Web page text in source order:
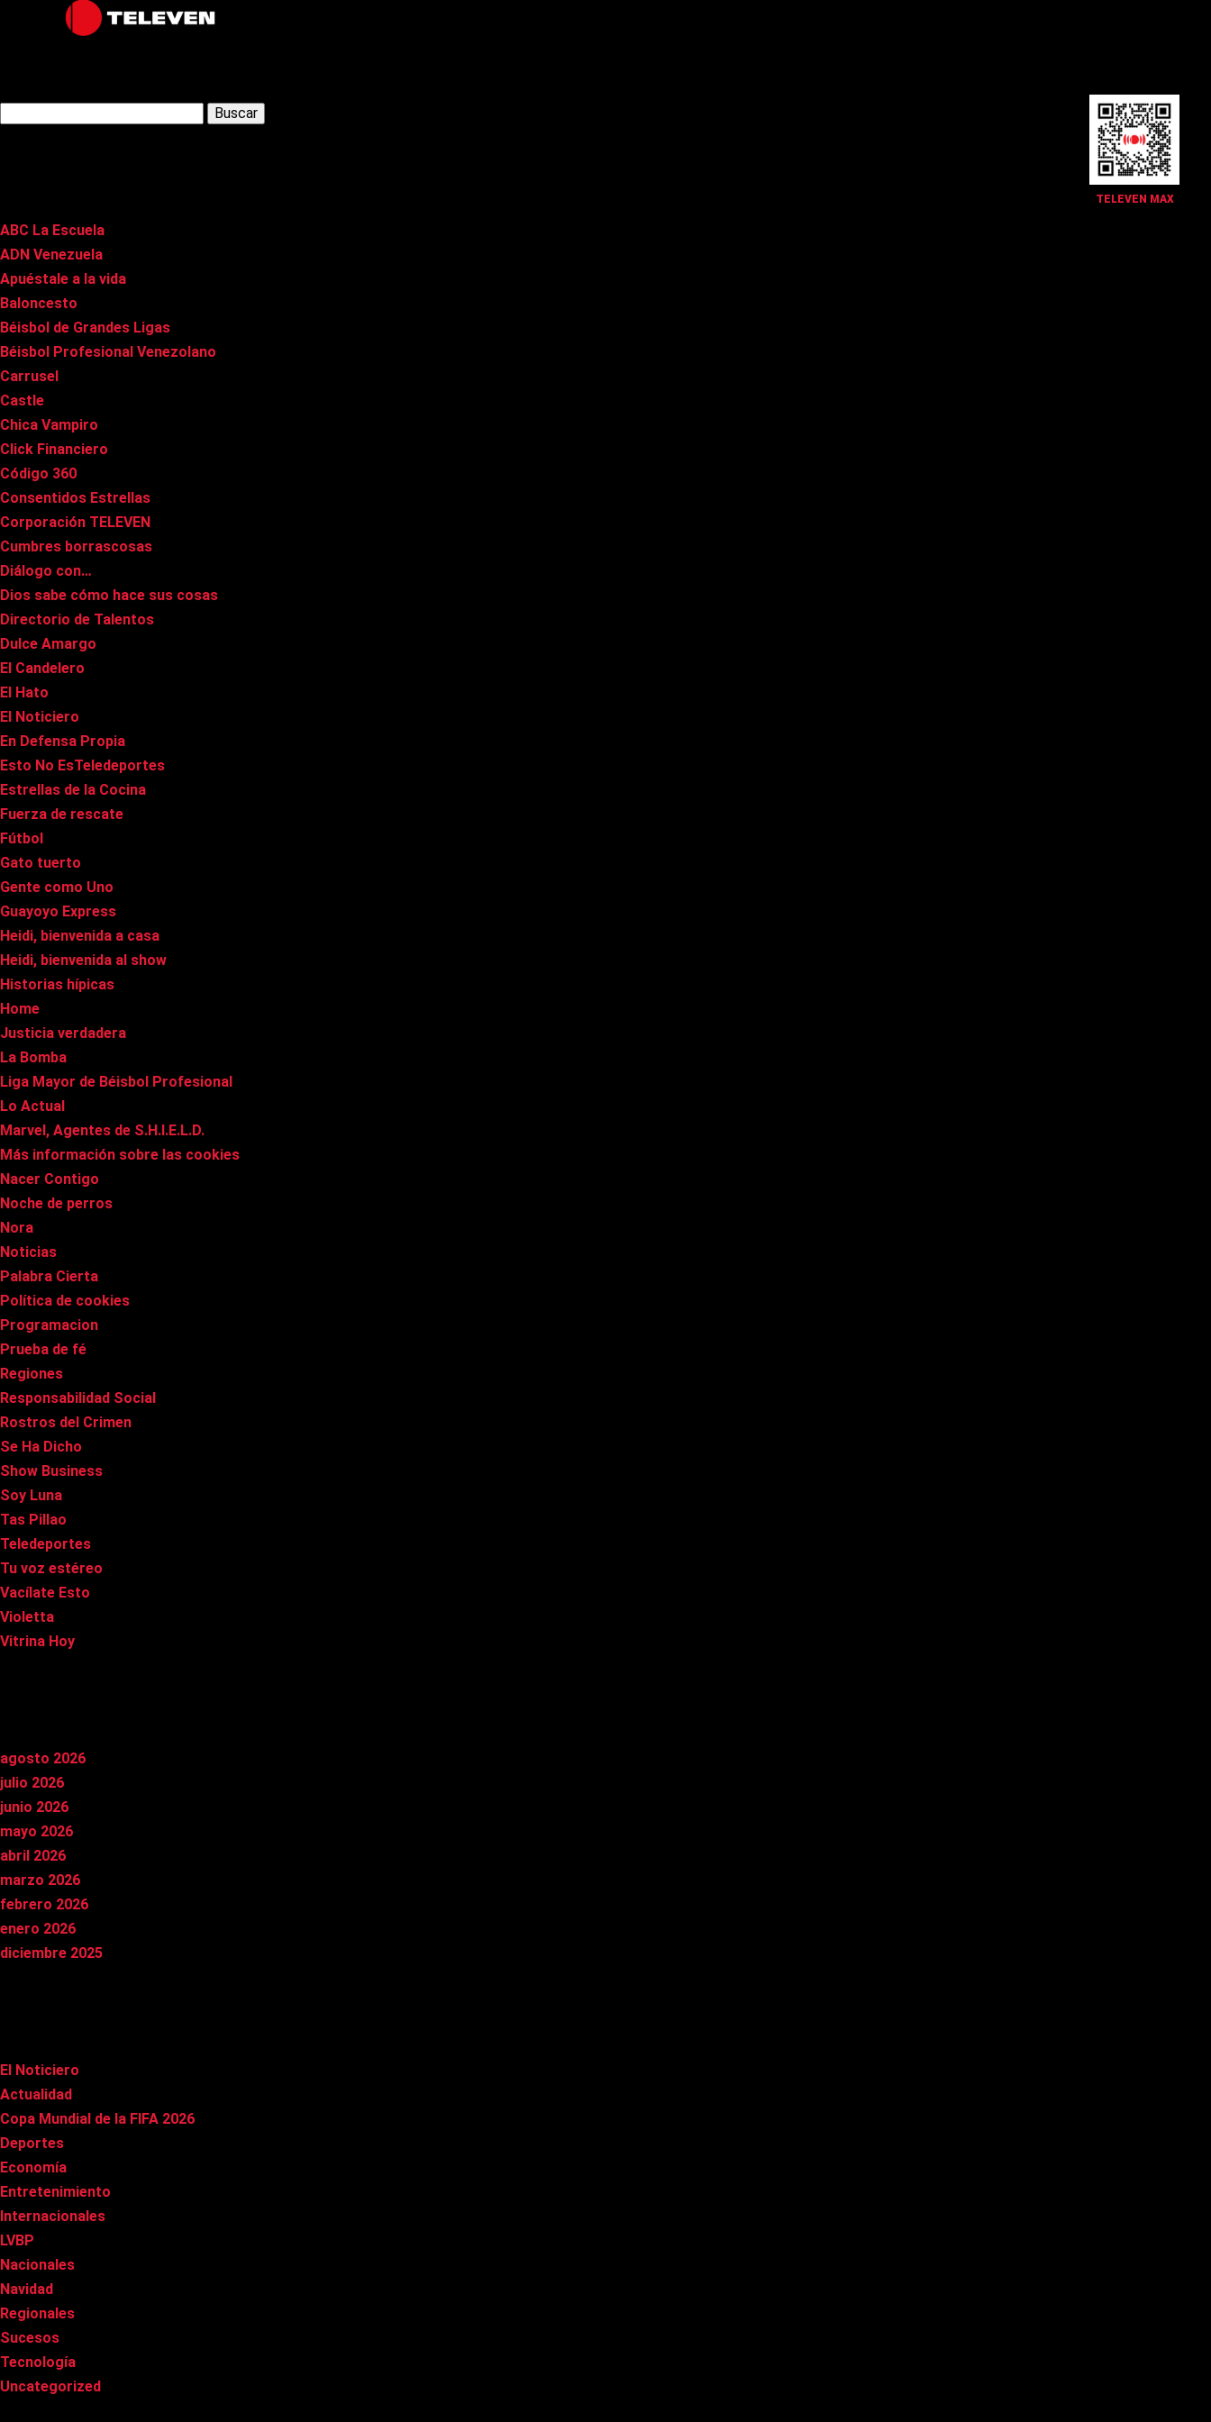
TELEVEN MAX
Latest Posts
ABC La Escuela
ADN Venezuela
Apuéstale a la vida
Baloncesto
Béisbol de Grandes Ligas
Béisbol Profesional Venezolano
Carrusel
Castle
Chica Vampiro
Click Financiero
Código 360
Consentidos Estrellas
Corporación TELEVEN
Cumbres borrascosas
Diálogo con…
Dios sabe cómo hace sus cosas
Directorio de Talentos
Dulce Amargo
El Candelero
El Hato
El Noticiero
En Defensa Propia
Esto No EsTeledeportes
Estrellas de la Cocina
Fuerza de rescate
Fútbol
Gato tuerto
Gente como Uno
Guayoyo Express
Heidi, bienvenida a casa
Heidi, bienvenida al show
Historias hípicas
Home
Justicia verdadera
La Bomba
Liga Mayor de Béisbol Profesional
Lo Actual
Marvel, Agentes de S.H.I.E.L.D.
Más información sobre las cookies
Nacer Contigo
Noche de perros
Nora
Noticias
Palabra Cierta
Política de cookies
Programacion
Prueba de fé
Regiones
Responsabilidad Social
Rostros del Crimen
Se Ha Dicho
Show Business
Soy Luna
Tas Pillao
Teledeportes
Tu voz estéreo
Vacílate Esto
Violetta
Vitrina Hoy
agosto 2026
julio 2026
junio 2026
mayo 2026
abril 2026
marzo 2026
febrero 2026
enero 2026
diciembre 2025
El Noticiero
Actualidad
Copa Mundial de la FIFA 2026
Deportes
Economía
Entretenimiento
Internacionales
LVBP
Nacionales
Navidad
Regionales
Sucesos
Tecnología
Uncategorized